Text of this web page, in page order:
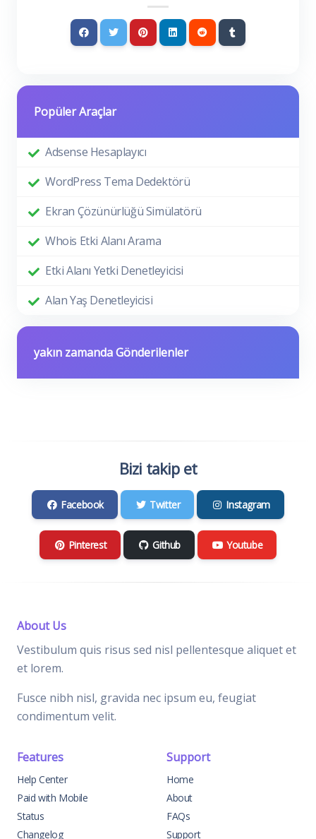
Popüler Araçlar
Adsense Hesaplayıcı
WordPress Tema Dedektörü
Ekran Çözünürlüğü Simülatörü
Whois Etki Alanı Arama
Etki Alanı Yetki Denetleyicisi
Alan Yaş Denetleyicisi
yakın zamanda Gönderilenler
Bizi takip et
Facebook Twitter Instagram
Pinterest Github Youtube
About Us
Vestibulum quis risus sed nisl pellentesque aliquet et
et lorem.
Fusce nibh nisl, gravida nec ipsum eu, feugiat
condimentum velit.
Features
Help Center
Paid with Mobile
Status
Changelog
Support
Home
About
FAQs
Support